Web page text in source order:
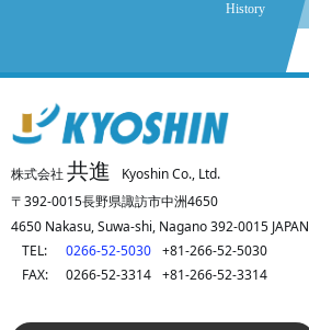
History
株式会社共進
Kyoshin Co., Ltd.
〒392-0015長野県諏訪市中洲4650
4650 Nakasu, Suwa-shi, Nagano 392-0015 JAPAN
TEL:
0266-52-5030 +81-266-52-5030
FAX:
0266-52-3314 +81-266-52-3314